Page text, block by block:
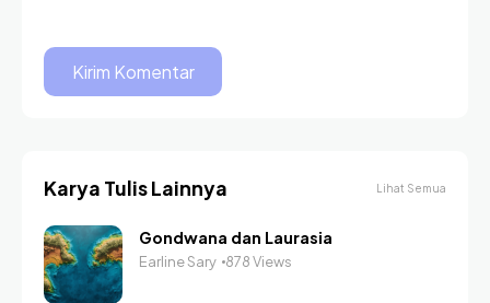
Karya Tulis Lainnya Lihat Semua
Gondwana dan Laurasia
Earline Sary 878 Views